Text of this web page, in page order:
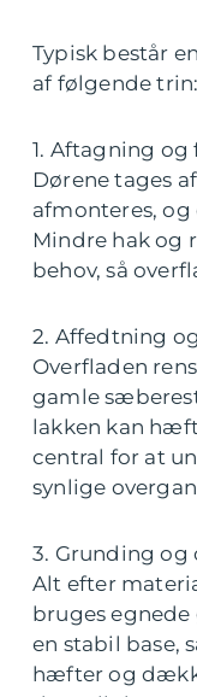
Typisk består
af følgende trin:
1. Aftagning og
Dørene tages
afmonteres, og
Mindre hak og
behov, så
2. Affedtning
Overfladen
gamle
lakken kan
central for at
synlige
3. Grunding
Alt efter
bruges
en stabil base,
hæfter og